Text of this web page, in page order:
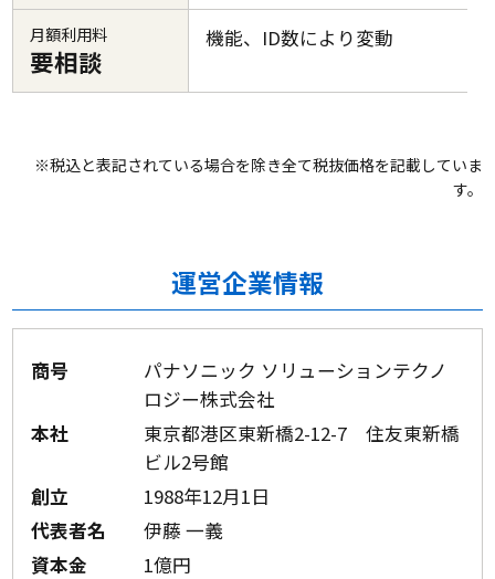
月額利用料
要相談
機能、ID数により変動
※税込と表記されている場合を除き全て税抜価格を記載していま
す。
運営企業情報
商号
パナソニック ソリューションテクノ
ロジー株式会社
本社
東京都港区東新橋2-12-7 住友東新橋
ビル2号館
創立
1988年12月1日
代表者名
伊藤 一義
資本金
1億円